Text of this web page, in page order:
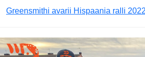
Greensmithi avarii Hispaania ralli